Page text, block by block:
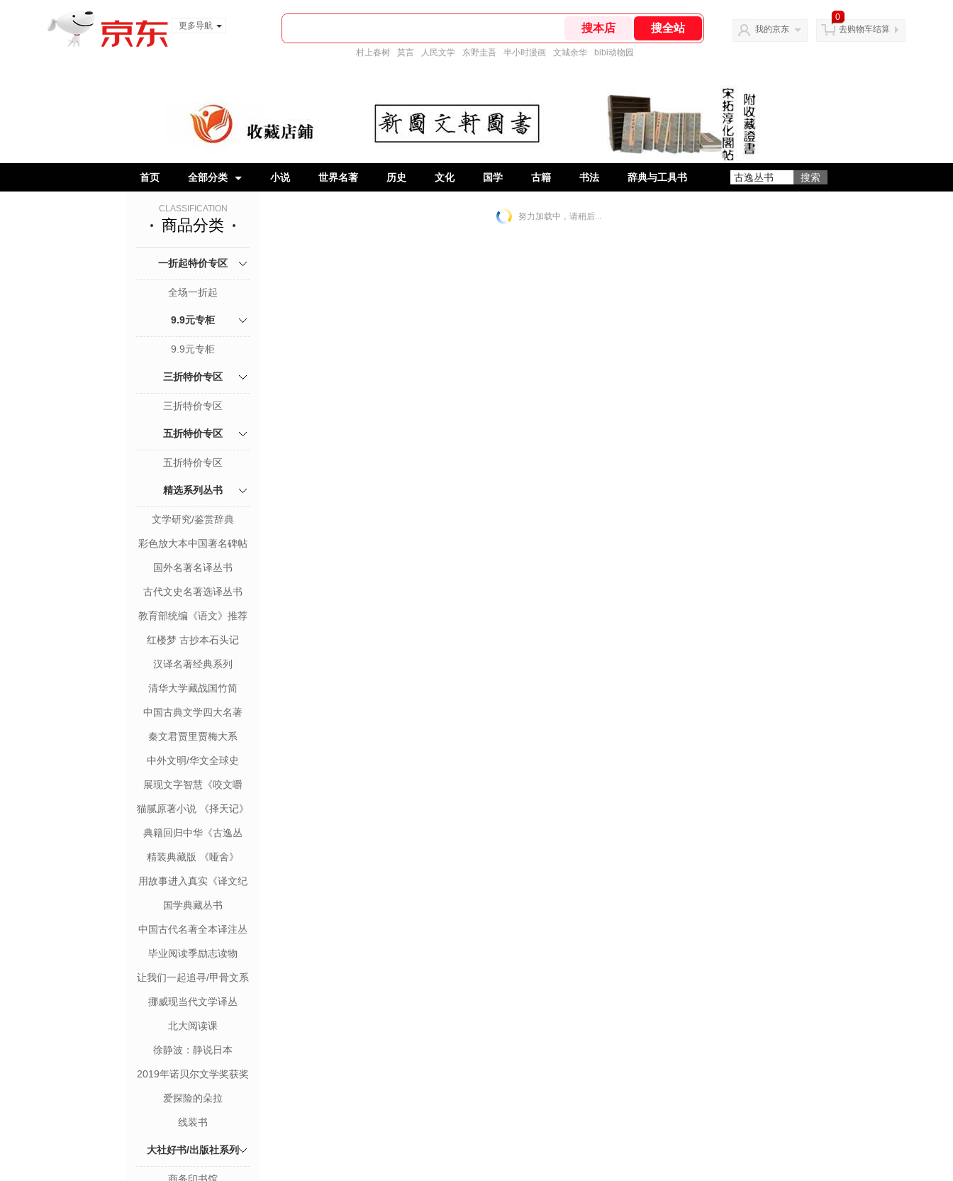
更多导航
村上春树 莫言 人民文学 东野圭吾 半小时漫画 文城余华 bibi动物园
我的京东
0
去购物车结算
首页 全部分类 小说 世界名著 历史 文化 国学 古籍 书法 辞典与工具书
CLASSIFICATION
商品分类
一折起特价专区
全场一折起
9.9元专柜
9.9元专柜
三折特价专区
三折特价专区
五折特价专区
五折特价专区
精选系列丛书
文学研究/鉴赏辞典
彩色放大本中国著名碑帖
国外名著名译丛书
古代文史名著选译丛书
教育部统编《语文》推荐
阅读丛书
红楼梦 古抄本石头记
汉译名著经典系列
清华大学藏战国竹简
中国古典文学四大名著
秦文君贾里贾梅大系
中外文明/华文全球史
展现文字智慧《咬文嚼
字》
猫腻原著小说 《择天记》
典籍回归中华《古逸丛
精装典藏版 《哑舍》
用故事进入真实《译文纪
实》
国学典藏丛书
中国古代名著全本译注丛
书
毕业阅读季励志读物
让我们一起追寻/甲骨文系
列丛书
挪威现当代文学译丛
北大阅读课
徐静波：静说日本
2019年诺贝尔文学奖获奖
者作品
爱探险的朵拉
线装书
大社好书/出版社系列
努力加载中，请稍后...